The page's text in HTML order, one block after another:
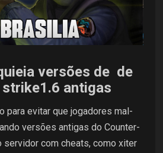
versões de de
antigas
para evitar que jogadores mal-
versões antigas do Counter-
servidor com cheats, como xiter